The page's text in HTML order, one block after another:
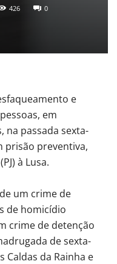
426 0
e
em
na passada sexta-
prisão preventiva,
à Lusa.
um crime de
de homicídio
crime de detenção
de sexta-
Caldas da Rainha e